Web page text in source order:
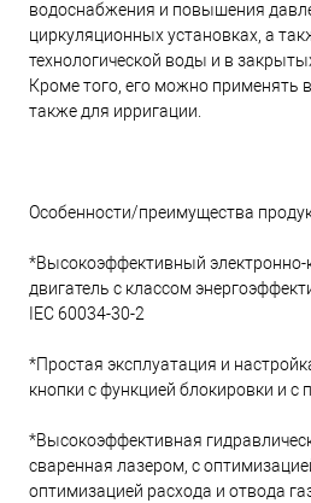
водоснабжения и повышения
циркуляционных установках, а
технологической воды и в
Кроме того, его можно применять
также для ирригации.
Особенности/преимущества
*Высокоэффективный
двигатель с классом
IEC 60034-30-2
*Простая эксплуатация и
кнопки с функцией блокировки и
*Высокоэффективная
сваренная лазером, с
оптимизацией расхода и отвода